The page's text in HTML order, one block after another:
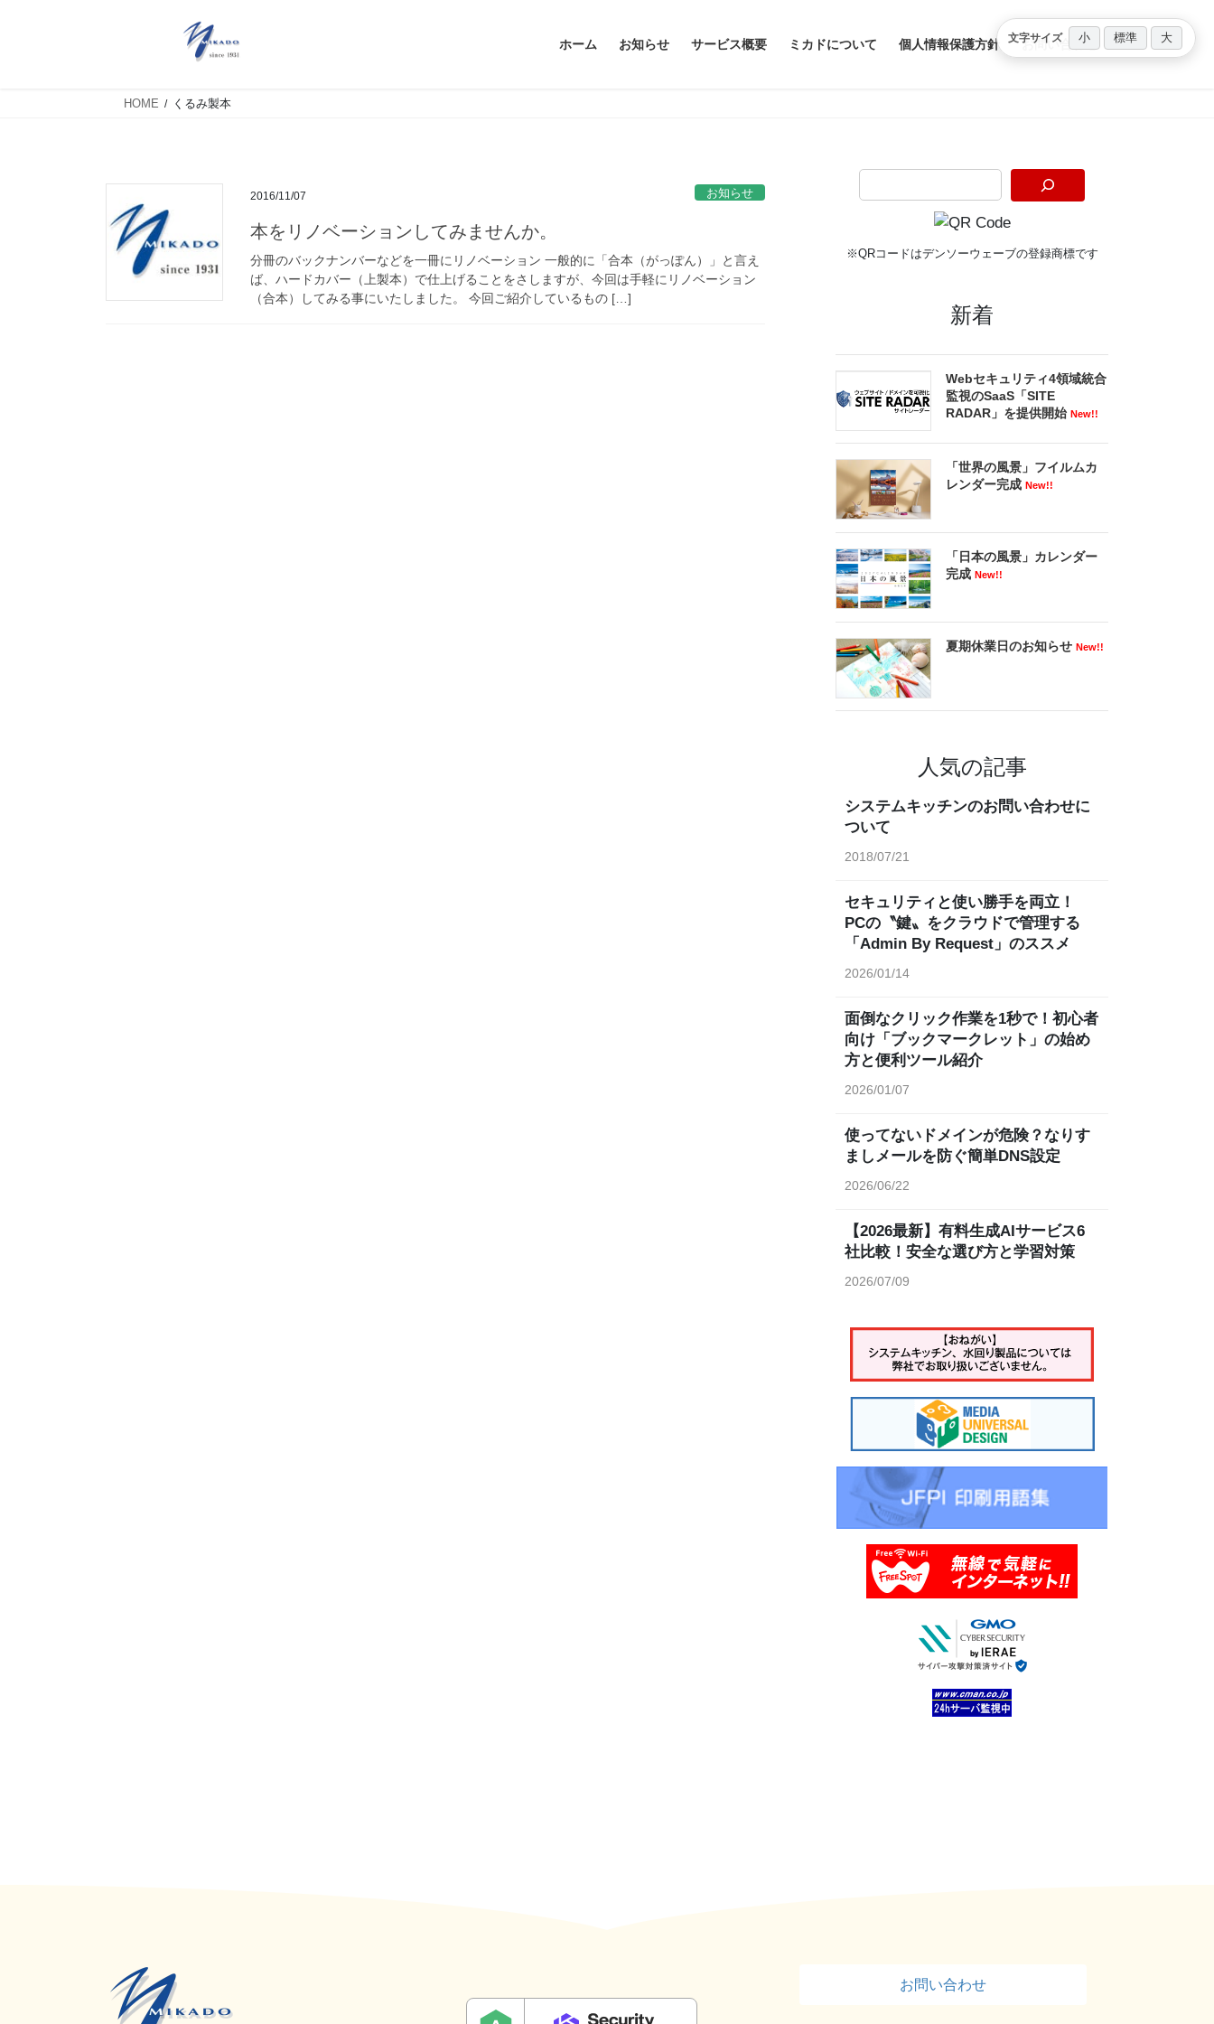
ホーム お知らせ サービス概要 ミカドについて 個人情報保護方針 お問い合わせ
HOME くるみ製本
2016/11/07 お知らせ
本をリノベーションしてみませんか。
分冊のバックナンバーなどを一冊にリノベーション 一般的に「合本（がっぽん）」と言え
ば、ハードカバー（上製本）で仕上げることをさしますが、今回は手軽にリノベーション
（合本）してみる事にいたしました。 今回ご紹介しているもの […]
※QRコードはデンソーウェーブの登録商標です
新着
Webセキュリティ4領域統合
監視のSaaS「SITE
RADAR」を提供開始 New!!
「世界の風景」フイルムカ
レンダー完成 New!!
「日本の風景」カレンダー
完成 New!!
夏期休業日のお知らせ New!!
人気の記事
システムキッチンのお問い合わせに
ついて
2018/07/21
セキュリティと使い勝手を両立！
PCの〝鍵〟をクラウドで管理する
「Admin By Request」のススメ
2026/01/14
面倒なクリック作業を1秒で！初心者
向け「ブックマークレット」の始め
方と便利ツール紹介
2026/01/07
使ってないドメインが危険？なりす
ましメールを防ぐ簡単DNS設定
2026/06/22
【2026最新】有料生成AIサービス6
社比較！安全な選び方と学習対策
2026/07/09
お問い合わせ
文字サイズ 小 標準 大